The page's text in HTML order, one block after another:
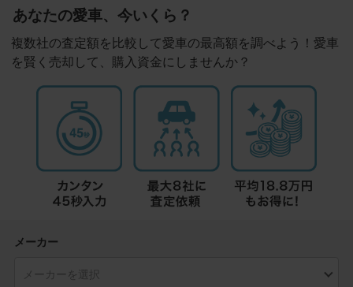
あなたの愛車、今いくら？
複数社の査定額を比較して愛車の最高額を調べよう！愛車
を賢く売却して、購入資金にしませんか？
メーカー